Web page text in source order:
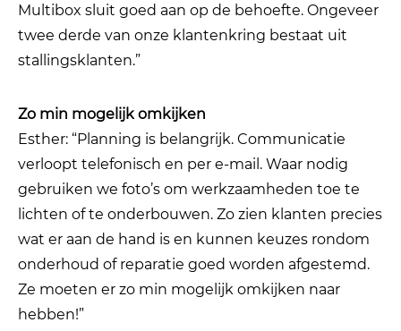
Multibox sluit goed aan op de behoefte. Ongeveer
twee derde van onze klantenkring bestaat uit
stallingsklanten.”
Zo min mogelijk omkijken
Esther: “Planning is belangrijk. Communicatie
verloopt telefonisch en per e-mail. Waar nodig
gebruiken we foto’s om werkzaamheden toe te
lichten of te onderbouwen. Zo zien klanten precies
wat er aan de hand is en kunnen keuzes rondom
onderhoud of reparatie goed worden afgestemd.
Ze moeten er zo min mogelijk omkijken naar
hebben!”